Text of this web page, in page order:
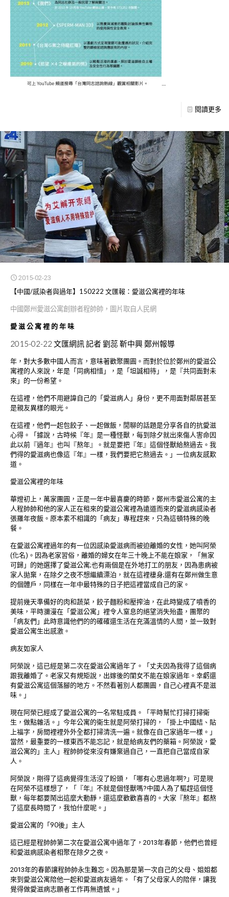
…
閱讀更多
2015-02-23
【中國/感染者與過年】150222 文匯報：愛滋公寓裡的年味
中國鄭州愛滋公寓創辦者程帥帥，圖片取自人民網
愛滋公寓裡的年味
2015-02-22 文匯網訊 記者 劉蕊 靳中興 鄭州報導
年，對大多數中國人而言，意味著歡聚團圓。而對於位於鄭州的愛滋公
寓裡的人來說，年是「同病相惜」，是「坦誠相待」，是『共同面對未
來」的一份希望。
在這裡，他們不用避諱自己的「愛滋病人」身份，更不用面對鄰居甚至
是親友異樣的眼光。
在這裡，他們一起包餃子、一起做飯，閒聊的話題是分享各自的抗愛滋
心得。「據說，古時候『年』是一種怪獸，每到除夕就出來傷人害命因
此以前『過年』也叫『熬年』。就是要把『年』這個怪獸給熬過去。我
們得的愛滋病也像這『年』一樣，我們要把它熬過去。」一位病友感歎
道。
愛滋公寓裡的年味
華燈初上，萬家團圓，正是一年中最喜慶的時節，鄭州市愛滋公寓的主
人程帥帥和他的家人正在租來的愛滋公寓裡為遠道而來的愛滋病感染者
張羅年夜飯。原本素不相識的「病友」專程趕來，只為這頓特殊的晚
餐。
在愛滋公寓裡過年的有一位因感染愛滋病而被迫離婚的女性，她叫阿榮
(化名)。因為老家習俗，離婚的婦女在年三十晚上不能在娘家，「無家
可歸」的她選擇了愛滋公寓;也有兩個是在外地打工的朋友，因為患病被
家人拋棄，在除夕之夜不想繼續漂泊，就在這裡棲身;還有在鄭州做生意
的個體戶，同樣在一年中最特殊的日子把這裡當成自己的家。
提前幾天準備好的肉和蔬菜，餃子麵粉和壓搾油，在此時變成了噴香的
美味，平時瀰漫在「愛滋公寓」裡令人窒息的絕望消失殆盡，團聚的
「病友們」此時意識他們的的確確還生活在充滿溫情的人間，並一致對
愛滋公寓生出感激。
病友如家人
阿榮說，這已經是第二次在愛滋公寓過年了。「丈夫因為我得了這個病
跟我離婚了。老家又有規矩說，出嫁後的閨女不能在娘家過年。幸虧還
有愛滋公寓這個落腳的地方。不然看著別人都團圓，自己心裡真不是滋
味。」
現在阿榮已經成了愛滋公寓的一名常駐成員。「平時幫忙打掃打掃衛
生，做點雜活。」今年公寓的衛生就是阿榮打掃的，「掛上中國結、貼
上福字，房間裡裡外外全都打掃清洗一遍。就像在自己家過年一樣。」
當然，最重要的一樣東西不能忘記，就是給病友們的藥箱。阿榮說，愛
滋公寓的」主人」程帥帥從來沒有嫌棄過自己，一直把自己當成自家
人。
阿榮說，剛得了這病覺得生活沒了盼頭，「哪有心思過年啊?」可是現
在阿榮不這樣想了，「『年』不就是個怪獸嗎?中國人為了驅趕這個怪
獸，每年都要鬧出這麼大動靜，還這麼歡歡喜喜的。大家『熬年』都熬
了這麼長時間了，我怕什麼呢。」
愛滋公寓的「90後」主人
這已經是程帥帥第二次在愛滋公寓中過年了，2013年春節，他們也曾經
和愛滋病感染者相聚在除夕之夜。
2013年的春節讓程帥帥永生難忘。因為那是第一次自己的父母、姐姐都
來到愛滋公寓陪他一起和愛滋病友過年。「有了父母家人的陪伴，讓我
覺得做愛滋病志願者工作再無遺憾。」